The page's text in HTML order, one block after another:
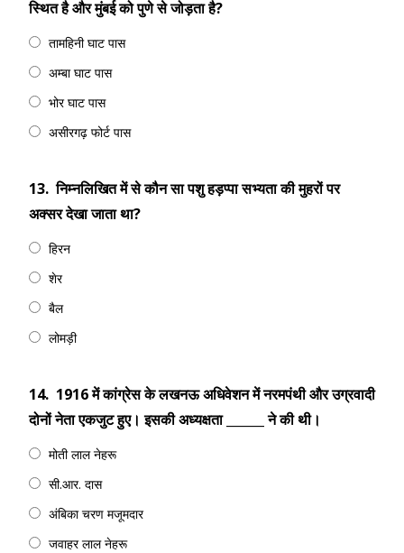
स्थित है और मुंबई को पुणे से जोड़ता है?
तामहिनी घाट पास
अम्बा घाट पास
भोर घाट पास
असीरगढ़ फोर्ट पास
13. निम्नलिखित में से कौन सा पशु हड़प्पा सभ्यता की मुहरों पर
अक्सर देखा जाता था?
हिरन
शेर
बैल
लोमड़ी
14. 1916 में कांग्रेस के लखनऊ अधिवेशन में नरमपंथी और उग्रवादी
दोनों नेता एकजुट हुए। इसकी अध्यक्षता ______ ने की थी।
मोती लाल नेहरू
सी.आर. दास
अंबिका चरण मजूमदार
जवाहर लाल नेहरू